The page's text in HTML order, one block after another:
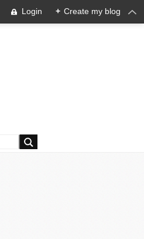
Login + Create my blog